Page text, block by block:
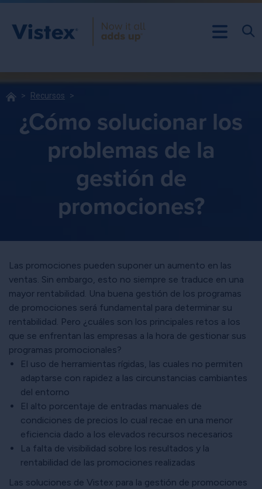
Recursos
¿Cómo solucionar los
problemas de la
gestión de
promociones?
Las promociones pueden suponer un aumento en las
ventas. Sin embargo, esto no siempre se traduce en una
mayor rentabilidad. Una buena gestión de los programas
de promociones será fundamental para determinar su
rentabilidad. Pero ¿cuáles son los principales retos a los
que se enfrentan las empresas a la hora de gestionar sus
programas promocionales?
El uso de herramientas rígidas, las cuales no permiten
adaptarse con rapidez a las circunstancias cambiantes
del entorno
El alto porcentaje de entradas manuales de
condiciones de precios lo cual recae en una menor
eficiencia dado a los elevados recursos necesarios
La falta de visibilidad sobre los resultados y la
rentabilidad de las promociones realizadas
Las soluciones de Vistex para la gestión de promociones